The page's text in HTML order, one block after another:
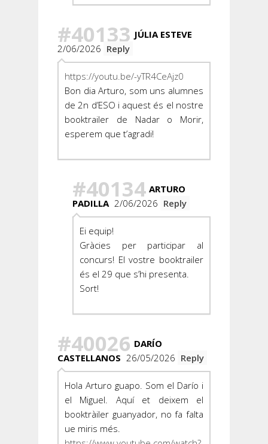
#40133 JÚLIA ESTEVE
2/06/2026 Reply
https://youtu.be/-yTR4CeAjz0
Bon dia Arturo, som uns alumnes
de 2n d’ESO i aquest és el nostre
booktrailer de Nadar o Morir,
esperem que t’agradi!
#40134 ARTURO
PADILLA 2/06/2026 Reply
Ei equip!
Gràcies per participar al
concurs! El vostre booktrailer
és el 29 que s’hi presenta.
Sort!
#40026 DARÍO
CASTELLANOS 26/05/2026 Reply
Hola Arturo guapo. Som el Darío i
el Miguel. Aquí et deixem el
booktràiler guanyador, no fa falta
ue miris més.